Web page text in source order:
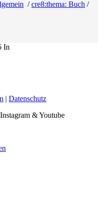
/cre8:thema: Buch /
In
| Datenschutz
& Youtube